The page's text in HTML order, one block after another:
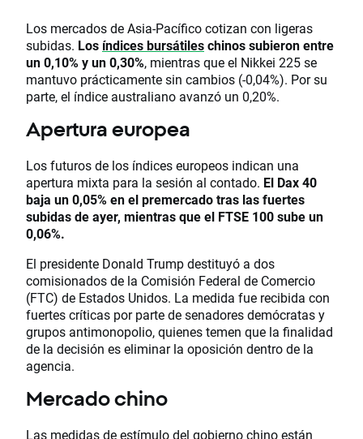
Los mercados de Asia-Pacífico cotizan con ligeras
subidas. Los índices bursátileschinos subieron entre
un 0,10% y un 0,30%, mientras que el Nikkei 225 se
mantuvo prácticamente sin cambios (-0,04%). Por su
parte, el índice australiano avanzó un 0,20%.
Apertura europea
Los futuros de los índices europeos indican una
apertura mixta para la sesión al contado. El Dax 40
baja un 0,05% en el premercado tras las fuertes
subidas de ayer, mientras que el FTSE 100 sube un
0,06%.
El presidente Donald Trump destituyó a dos
comisionados de la Comisión Federal de Comercio
(FTC) de Estados Unidos. La medida fue recibida con
fuertes críticas por parte de senadores demócratas y
grupos antimonopolio, quienes temen que la finalidad
de la decisión es eliminar la oposición dentro de la
agencia.
Mercado chino
Las medidas de estímulo del gobierno chino están